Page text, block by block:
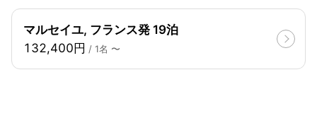
マルセイユ, フランス発 19泊
132,400円 / 1名 〜